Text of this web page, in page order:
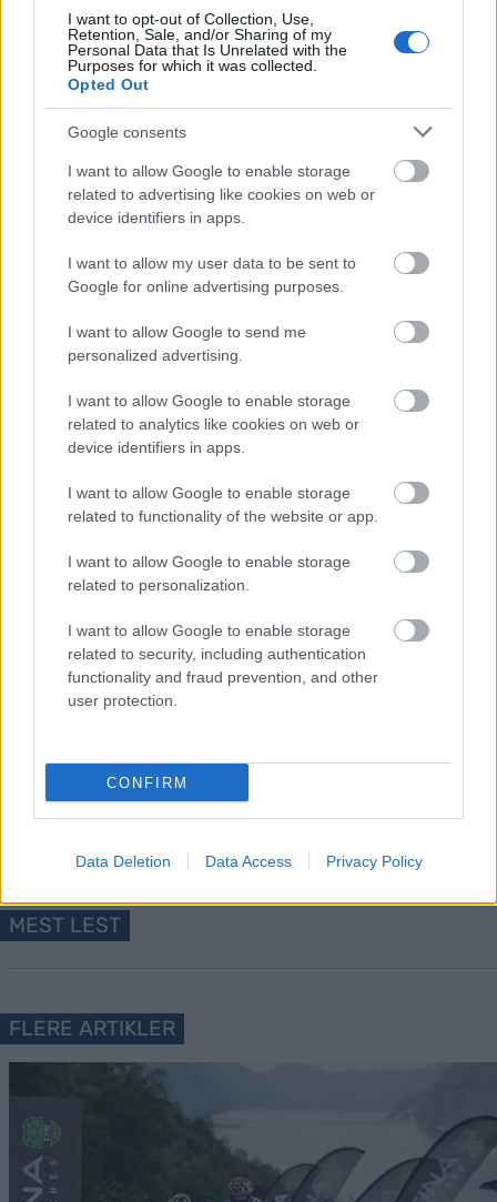
I want to opt-out of Collection, Use,
Retention, Sale, and/or Sharing of my
Personal Data that Is Unrelated with the
Purposes for which it was collected.
Opted Out
Google consents
I want to allow Google to enable storage
related to advertising like cookies on web or
device identifiers in apps.
I want to allow my user data to be sent to
Google for online advertising purposes.
I want to allow Google to send me
personalized advertising.
I want to allow Google to enable storage
related to analytics like cookies on web or
device identifiers in apps.
I want to allow Google to enable storage
related to functionality of the website or app.
I want to allow Google to enable storage
related to personalization.
I want to allow Google to enable storage
related to security, including authentication
functionality and fraud prevention, and other
user protection.
CONFIRM
Data Deletion Data Access Privacy Policy
omtrent fem minutter på en 15 kilometer. Det går
så mye raskere med fluor. Da er forskjellene
mellom fluor og fluorfritt mindre ved lavere
temperaturer og tørrere vær, men på den annen
side er den enda større ved varmere temperaturer
og høyere luftfuktighet, sier Majbäck.
Hva betyr dette for dere som produsenter?
— Vi er forberedt og har jobbet hardt for å
videreutvikle vårt fluorfrie mysesortiment, men
det er helt avgjørende dersom det skal innføres et
perfekt. For det er ekstremt viktig for skisporten
at man umiddelbart kan se på målstreken hvem
som er vinneren av konkurransen og at
vedkommende har brukt ski som strengt følger de
eksisterende reglene, sier Skigos Christer
Meld deg på vårt nyhetsbrev
MEST LEST
FLERE ARTIKLER